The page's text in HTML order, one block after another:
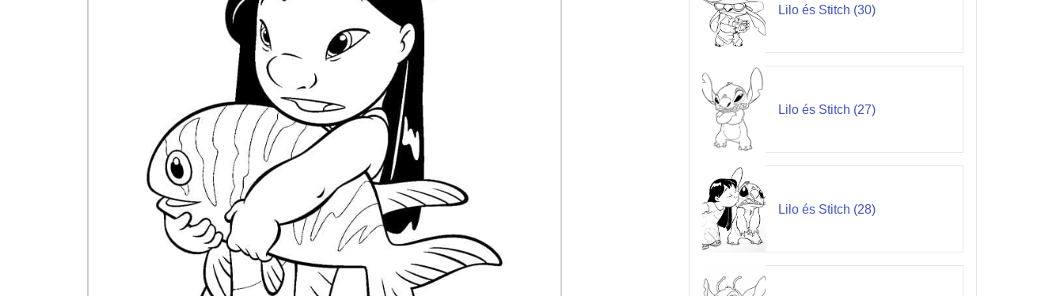
Lilo és Stitch (30)
Lilo és Stitch (27)
Lilo és Stitch (28)